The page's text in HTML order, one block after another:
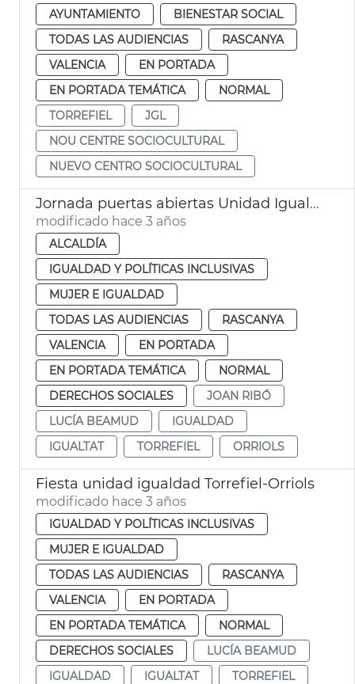
AYUNTAMIENTO
BIENESTAR SOCIAL
TODAS LAS AUDIENCIAS
RASCANYA
VALENCIA
EN PORTADA
EN PORTADA TEMÁTICA
NORMAL
TORREFIEL
JGL
NOU CENTRE SOCIOCULTURAL
NUEVO CENTRO SOCIOCULTURAL
Jornada puertas abiertas Unidad Igualdad Torrefiel-Orriols
modificado hace 3 años
ALCALDÍA
IGUALDAD Y POLÍTICAS INCLUSIVAS
MUJER E IGUALDAD
TODAS LAS AUDIENCIAS
RASCANYA
VALENCIA
EN PORTADA
EN PORTADA TEMÁTICA
NORMAL
DERECHOS SOCIALES
JOAN RIBÓ
LUCÍA BEAMUD
IGUALDAD
IGUALTAT
TORREFIEL ORRIOLS
Fiesta unidad igualdad Torrefiel-Orriols
modificado hace 3 años
IGUALDAD Y POLÍTICAS INCLUSIVAS
MUJER E IGUALDAD
TODAS LAS AUDIENCIAS
RASCANYA
VALENCIA
EN PORTADA
EN PORTADA TEMÁTICA
NORMAL
DERECHOS SOCIALES
LUCÍA BEAMUD
IGUALDAD
IGUALTAT
TORREFIEL